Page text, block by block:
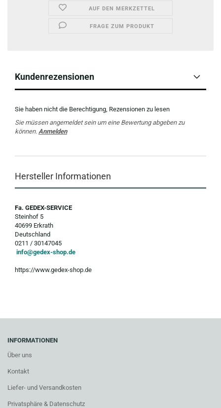
AUF DEN MERKZETTEL
FRAGE ZUM PRODUKT
Kundenrezensionen
Sie haben nicht die Berechtigung, Rezensionen zu lesen
Sie müssen angemeldet sein um eine Bewertung abgeben zu
können. Anmelden
Hersteller Informationen
Fa. GEDEX-SERVICE
Steinhof 5
40699 Erkrath
Deutschland
0211 / 30147045
info@gedex-shop.de
https://www.gedex-shop.de
INFORMATIONEN
Über uns
Kontakt
Liefer- und Versandkosten
Privatsphäre & Datenschutz